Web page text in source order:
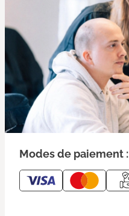
Modes de paiement :